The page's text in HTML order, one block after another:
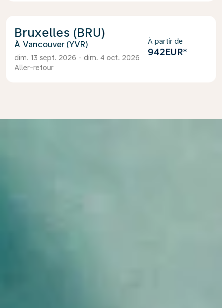
Bruxelles (BRU)
Vancouver (YVR)
dim. 13 sept. 2026 - dim. 4 oct. 2026
Aller-retour
À partir de
942EUR*